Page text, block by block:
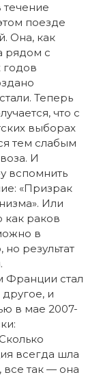
течение
поезде
Она, как
рядом с
годов
Теперь
что с
выборах
тем слабым
И
вспомнить
«Призрак
Или
как раков
в
результат
Франции стал
и
в мае 2007-
всегда шла
все так — она